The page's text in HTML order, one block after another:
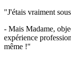
"J'étais vraiment
- Mais Madame,
expérience
même !"